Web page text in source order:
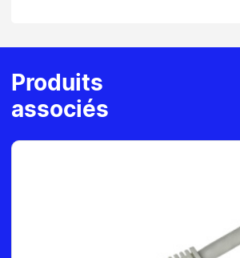
Produits
associés